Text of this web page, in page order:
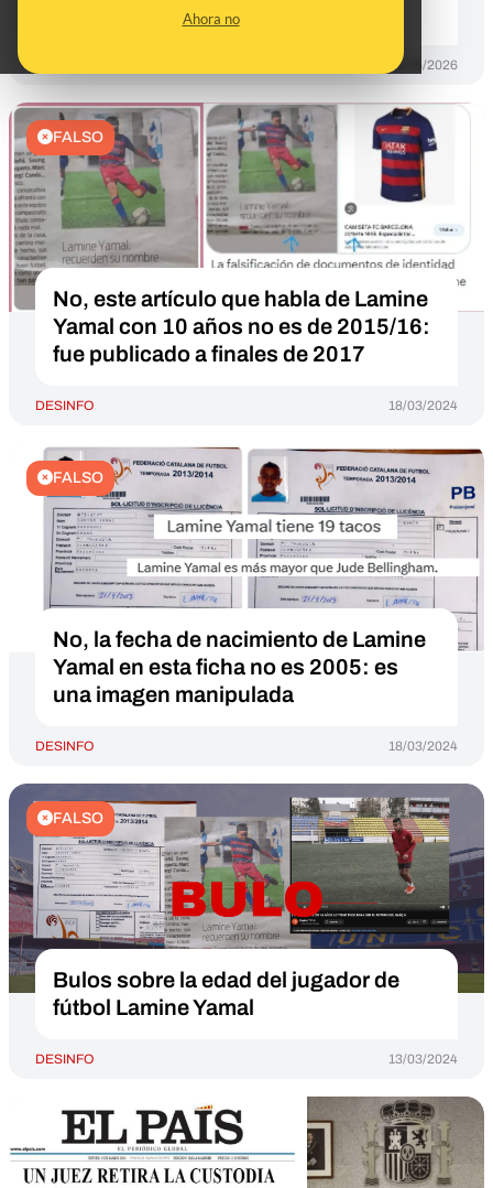
Ahora no
Real Madrid y del "Atleti"
09/06/2026
FALSO
No, este artículo que habla de Lamine
Yamal con 10 años no es de 2015/16:
fue publicado a finales de 2017
DESINFO 18/03/2024
FALSO
No, la fecha de nacimiento de Lamine
Yamal en esta ficha no es 2005: es
una imagen manipulada
DESINFO 18/03/2024
FALSO
Bulos sobre la edad del jugador de
fútbol Lamine Yamal
DESINFO 13/03/2024